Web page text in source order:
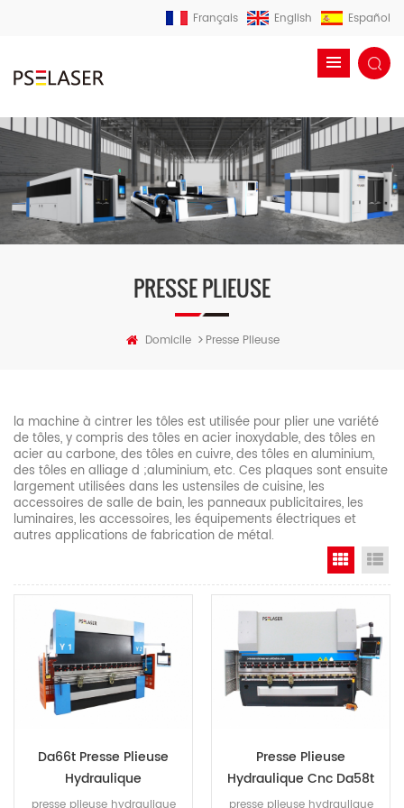
Français English Español
PRESSE PLIEUSE
Domicile > Presse Plieuse
la machine à cintrer les tôles est utilisée pour plier une variété
de tôles, y compris des tôles en acier inoxydable, des tôles en
acier au carbone, des tôles en cuivre, des tôles en aluminium,
des tôles en alliage d ;aluminium, etc. Ces plaques sont ensuite
largement utilisées dans les ustensiles de cuisine, les
accessoires de salle de bain, les panneaux publicitaires, les
luminaires, les accessoires, les équipements électriques et
autres applications de fabrication de métal.
Grid
Da66t Presse Plieuse
Hydraulique
Synchronisée Cnc
Presse Plieuse
Hydraulique Cnc Da58t